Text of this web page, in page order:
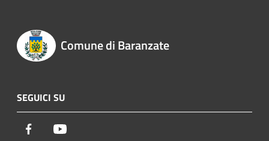
Comune di Baranzate
SEGUICI SU
Facebook